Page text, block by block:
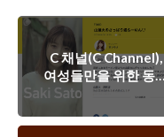
C 채널(C Channel),
여성들만을 위한 동
상기반 큐레이션 서비
스